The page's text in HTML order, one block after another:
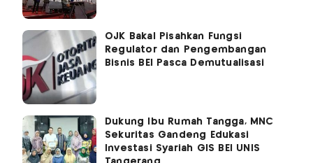
OJK Bakal Pisahkan Fungsi
Regulator dan Pengembangan
Bisnis BEI Pasca Demutualisasi
Dukung Ibu Rumah Tangga, MNC
Sekuritas Gandeng Edukasi
Investasi Syariah GIS BEI UNIS